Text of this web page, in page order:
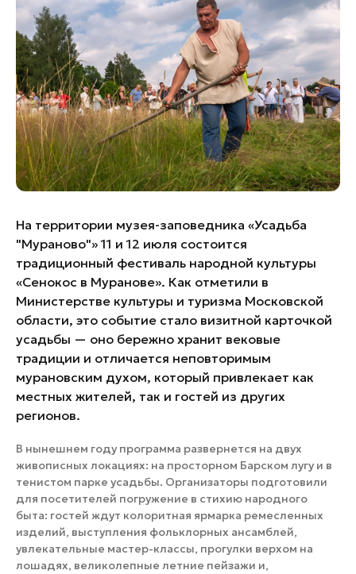
Банные комплексы
Горнолыжные клубы
Спецпроекты
Инвестиционный портал
Федоскинская фабрика
Пикник в Подмосковье
Золотое кольцо России
Войти
Особо охраняемые
природные территории
На территории музея-заповедника «Усадьба
"Мураново"» 11 и 12 июля состоится
традиционный фестиваль народной культуры
«Сенокос в Муранове». Как отметили в
Министерстве культуры и туризма Московской
области, это событие стало визитной карточкой
усадьбы — оно бережно хранит вековые
традиции и отличается неповторимым
мурановским духом, который привлекает как
местных жителей, так и гостей из других
регионов.
В нынешнем году программа развернется на двух
живописных локациях: на просторном Барском лугу и в
тенистом парке усадьбы. Организаторы подготовили
для посетителей погружение в стихию народного
быта: гостей ждут колоритная ярмарка ремесленных
изделий, выступления фольклорных ансамблей,
увлекательные мастер-классы, прогулки верхом на
лошадях, великолепные летние пейзажи и,